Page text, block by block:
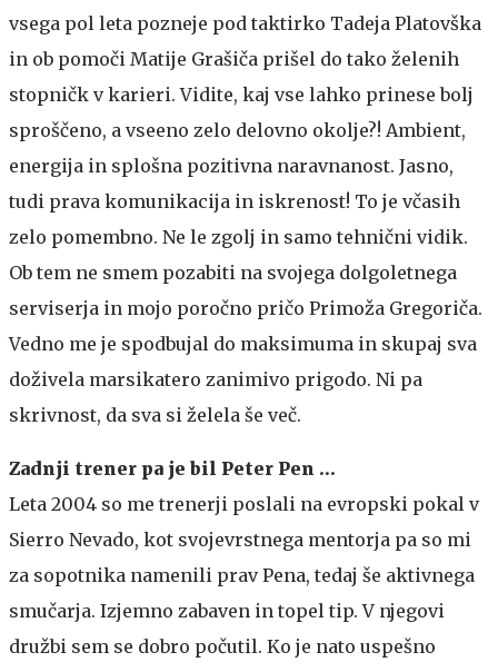
vsega pol leta pozneje pod taktirko Tadeja Platovška
in ob pomoči Matije Grašiča prišel do tako želenih
stopničk v karieri. Vidite, kaj vse lahko prinese bolj
sproščeno, a vseeno zelo delovno okolje?! Ambient,
energija in splošna pozitivna naravnanost. Jasno,
tudi prava komunikacija in iskrenost! To je včasih
zelo pomembno. Ne le zgolj in samo tehnični vidik.
Ob tem ne smem pozabiti na svojega dolgoletnega
serviserja in mojo poročno pričo Primoža Gregoriča.
Vedno me je spodbujal do maksimuma in skupaj sva
doživela marsikatero zanimivo prigodo. Ni pa
skrivnost, da sva si želela še več.
Zadnji trener pa je bil Peter Pen …
Leta 2004 so me trenerji poslali na evropski pokal v
Sierro Nevado, kot svojevrstnega mentorja pa so mi
za sopotnika namenili prav Pena, tedaj še aktivnega
smučarja. Izjemno zabaven in topel tip. V njegovi
družbi sem se dobro počutil. Ko je nato uspešno